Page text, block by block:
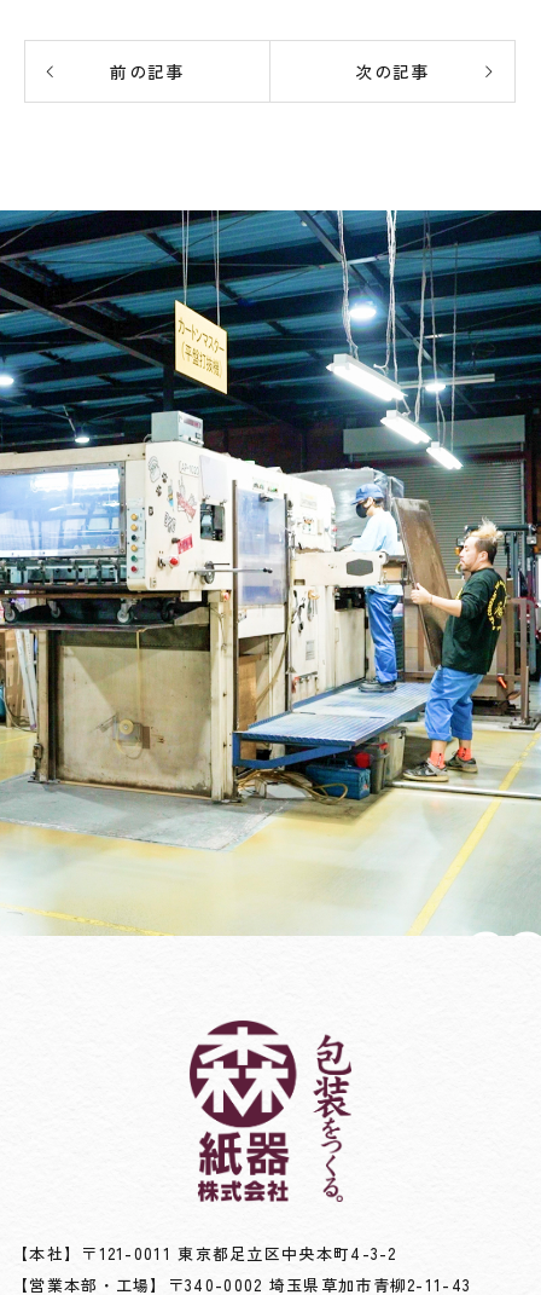
前の記事 次の記事
【本社】〒121-0011 東京都足立区中央本町4-3-2
【営業本部・工場】〒340-0002 埼玉県草加市青柳2-11-43